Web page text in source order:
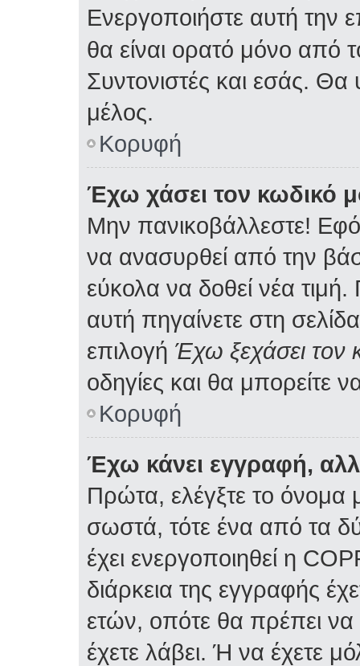
Ενεργοποιήστε αυτή την
θα είναι ορατό μόνο από
Συντονιστές και εσάς.
μέλος.
Κορυφή
Έχω χάσει τον κωδικό
Μην πανικοβάλλεστε!
να ανασυρθεί από την
εύκολα να δοθεί νέα τιμή.
αυτή πηγαίνετε στη
επιλογή Έχω ξεχάσει τον
οδηγίες και θα μπορείτε
Κορυφή
Έχω κάνει εγγραφή,
Πρώτα, ελέγξτε το όνομα
σωστά, τότε ένα από τα
έχει ενεργοποιηθεί η
διάρκεια της εγγραφής
ετών, οπότε θα πρέπει να
έχετε λάβει. Ή να έχετε